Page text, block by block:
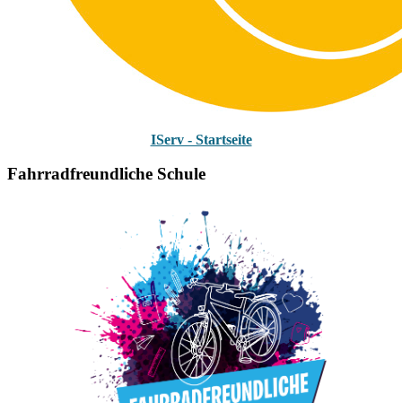
IServ - Startseite
Fahrradfreundliche Schule